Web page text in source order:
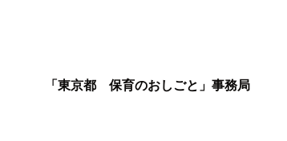
「東京都 保育のおしごと」事務局